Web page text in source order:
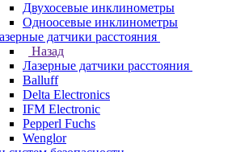
Двухосевые инклинометры
Одноосевые инклинометры
датчики расстояния
Назад
Лазерные датчики расстояния
Balluff
Delta Electronics
IFM Electronic
Pepperl Fuchs
Wenglor